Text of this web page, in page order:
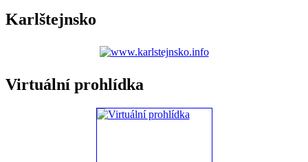
Karlštejnsko
Virtuální prohlídka